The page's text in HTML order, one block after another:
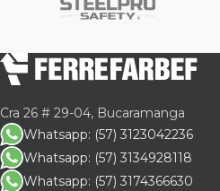
Cra 26 # 29-04, Bucaramanga
Whatsapp: (57) 3123042236
Whatsapp: (57) 3134928118
Whatsapp: (57) 3174366630